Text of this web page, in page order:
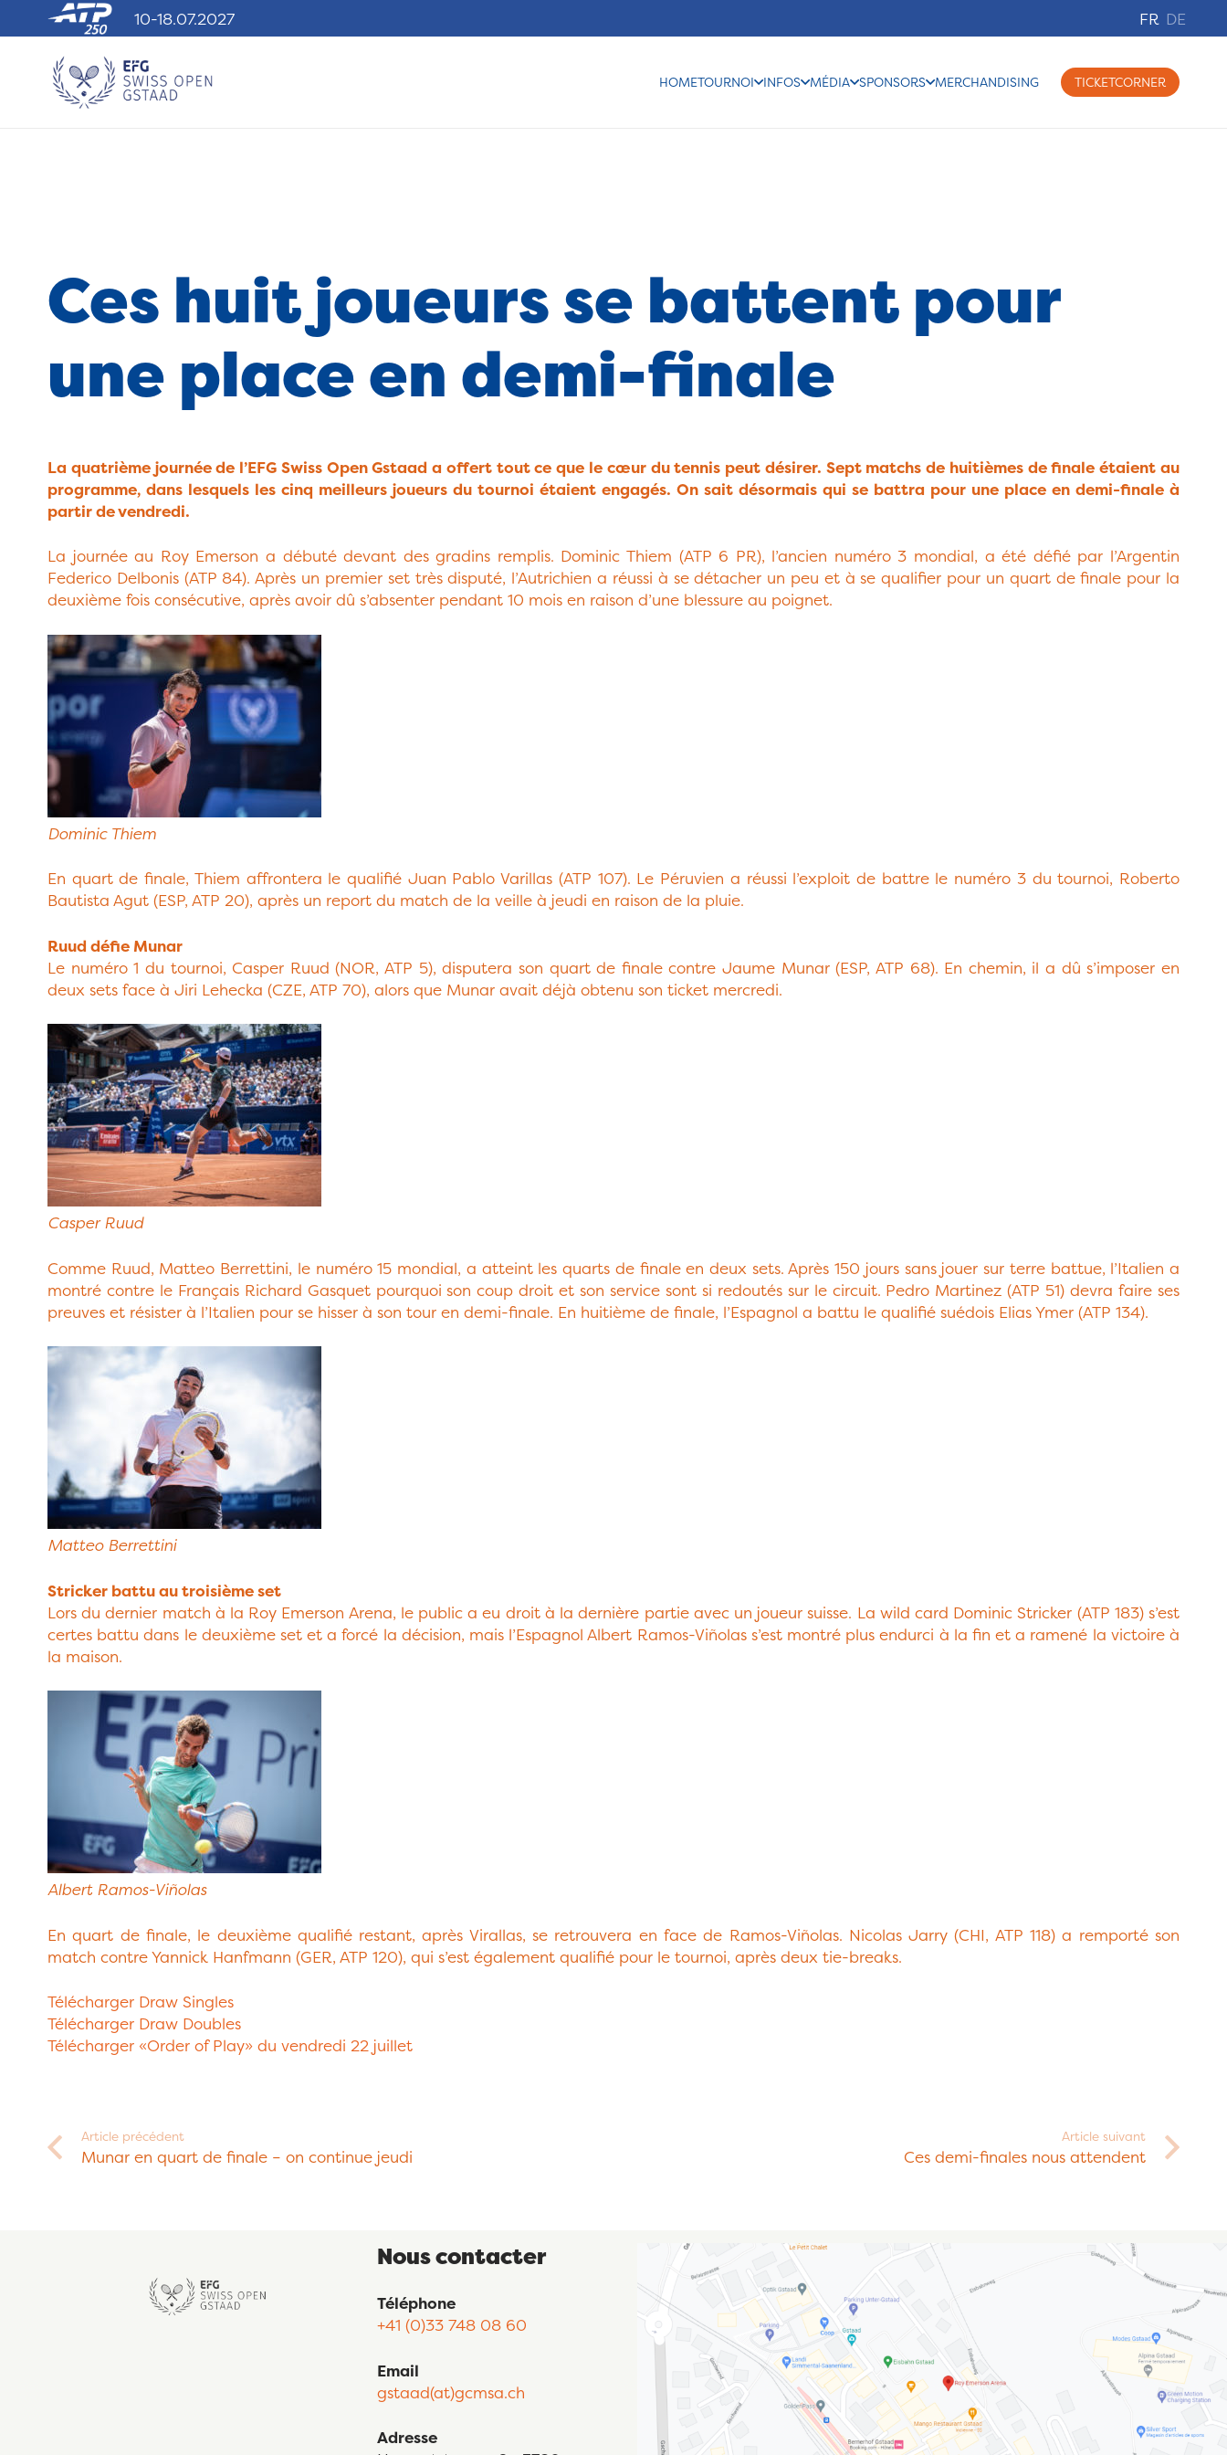
10-18.07.2027 FR DE
HOMETOURNOI INFOS MÉDIA SPONSORS MERCHANDISING TICKETCORNER
Ces huit joueurs se battent pour
une place en demi-finale
La quatrième journée de l’EFG Swiss Open Gstaad a offert tout ce que le cœur du tennis peut désirer. Sept matchs de huitièmes de finale étaient au
programme, dans lesquels les cinq meilleurs joueurs du tournoi étaient engagés. On sait désormais qui se battra pour une place en demi-finale à
partir de vendredi.
La journée au Roy Emerson a débuté devant des gradins remplis. Dominic Thiem (ATP 6 PR), l’ancien numéro 3 mondial, a été défié par l’Argentin
Federico Delbonis (ATP 84). Après un premier set très disputé, l’Autrichien a réussi à se détacher un peu et à se qualifier pour un quart de finale pour la
deuxième fois consécutive, après avoir dû s’absenter pendant 10 mois en raison d’une blessure au poignet.
Dominic Thiem
En quart de finale, Thiem affrontera le qualifié Juan Pablo Varillas (ATP 107). Le Péruvien a réussi l’exploit de battre le numéro 3 du tournoi, Roberto
Bautista Agut (ESP, ATP 20), après un report du match de la veille à jeudi en raison de la pluie.
Ruud défie Munar
Le numéro 1 du tournoi, Casper Ruud (NOR, ATP 5), disputera son quart de finale contre Jaume Munar (ESP, ATP 68). En chemin, il a dû s’imposer en
deux sets face à Jiri Lehecka (CZE, ATP 70), alors que Munar avait déjà obtenu son ticket mercredi.
Casper Ruud
Comme Ruud, Matteo Berrettini, le numéro 15 mondial, a atteint les quarts de finale en deux sets. Après 150 jours sans jouer sur terre battue, l’Italien a
montré contre le Français Richard Gasquet pourquoi son coup droit et son service sont si redoutés sur le circuit. Pedro Martinez (ATP 51) devra faire ses
preuves et résister à l’Italien pour se hisser à son tour en demi-finale. En huitième de finale, l’Espagnol a battu le qualifié suédois Elias Ymer (ATP 134).
Matteo Berrettini
Stricker battu au troisième set
Lors du dernier match à la Roy Emerson Arena, le public a eu droit à la dernière partie avec un joueur suisse. La wild card Dominic Stricker (ATP 183) s’est
certes battu dans le deuxième set et a forcé la décision, mais l’Espagnol Albert Ramos-Viñolas s’est montré plus endurci à la fin et a ramené la victoire à
la maison.
Albert Ramos-Viñolas
En quart de finale, le deuxième qualifié restant, après Virallas, se retrouvera en face de Ramos-Viñolas. Nicolas Jarry (CHI, ATP 118) a remporté son
match contre Yannick Hanfmann (GER, ATP 120), qui s’est également qualifié pour le tournoi, après deux tie-breaks.
Télécharger Draw Singles
Télécharger Draw Doubles
Télécharger «Order of Play» du vendredi 22 juillet
Article précédent
Munar en quart de finale – on continue jeudi
Article suivant
Ces demi-finales nous attendent
Nous contacter
Téléphone
+41 (0)33 748 08 60
Email
gstaad(at)gcmsa.ch
Adresse